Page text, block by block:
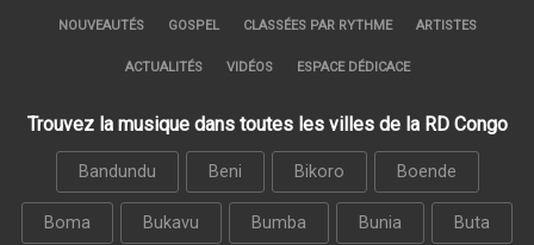
NOUVEAUTÉS GOSPEL CLASSÉES PAR RYTHME ARTISTES
ACTUALITÉS VIDÉOS ESPACE DÉDICACE
Trouvez la musique dans toutes les villes de la RD Congo
Bandundu Beni Bikoro Boende
Boma Bukavu Bumba Bunia Buta